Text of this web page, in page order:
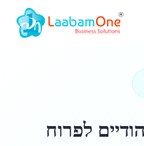
לפרוח